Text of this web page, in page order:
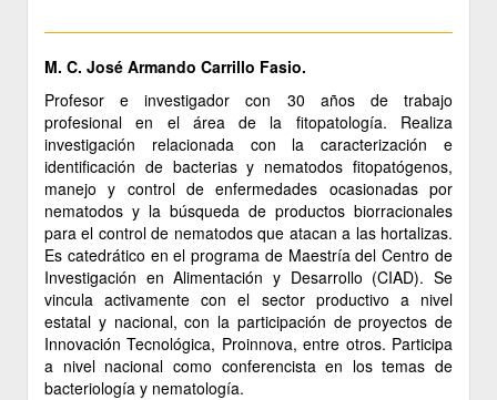
M. C. José Armando Carrillo Fasio.
Profesor e investigador con 30 años de trabajo
profesional en el área de la fitopatología. Realiza
investigación relacionada con la caracterización e
identificación de bacterias y nematodos fitopatógenos,
manejo y control de enfermedades ocasionadas por
nematodos y la búsqueda de productos biorracionales
para el control de nematodos que atacan a las hortalizas.
Es catedrático en el programa de Maestría del Centro de
Investigación en Alimentación y Desarrollo (CIAD). Se
vincula activamente con el sector productivo a nivel
estatal y nacional, con la participación de proyectos de
Innovación Tecnológica, Proinnova, entre otros. Participa
a nivel nacional como conferencista en los temas de
bacteriología y nematología.